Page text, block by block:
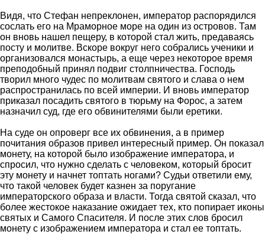
Видя, что Стефан непреклонен, император распорядился
сослать его на Мраморное море на один из островов. Там
он вновь нашел пещеру, в которой стал жить, предаваясь
посту и молитве. Вскоре вокруг него собрались ученики и
организовался монастырь, а еще через некоторое время
преподобный принял подвиг столпничества. Господь
творил много чудес по молитвам святого и слава о нем
распространилась по всей империи. И вновь император
приказал посадить святого в тюрьму на Форос, а затем
назначил суд, где его обвинителями были еретики.
На суде он опроверг все их обвинения, а в пример
почитания образов привел интересный пример. Он показал
монету, на которой было изображение императора, и
спросил, что нужно сделать с человеком, который бросит
эту монету и начнет топтать ногами? Судьи ответили ему,
что такой человек будет казнен за поругание
императорского образа и власти. Тогда святой сказал, что
более жестокое наказание ожидает тех, кто попирает иконы
святых и Самого Спасителя. И после этих слов бросил
монету с изображением императора и стал ее топтать.